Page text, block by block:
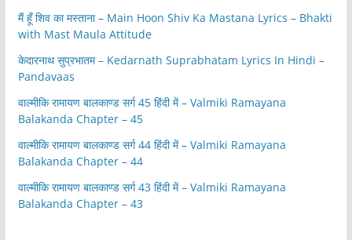
मैं हूँ शिव का मस्ताना – Main Hoon Shiv Ka Mastana Lyrics – Bhakti
with Mast Maula Attitude
केदारनाथ सुप्रभातम – Kedarnath Suprabhatam Lyrics In Hindi –
Pandavaas
वाल्मीकि रामायण बालकाण्ड सर्ग 45 हिंदी में – Valmiki Ramayana
Balakanda Chapter – 45
वाल्मीकि रामायण बालकाण्ड सर्ग 44 हिंदी में – Valmiki Ramayana
Balakanda Chapter – 44
वाल्मीकि रामायण बालकाण्ड सर्ग 43 हिंदी में – Valmiki Ramayana
Balakanda Chapter – 43